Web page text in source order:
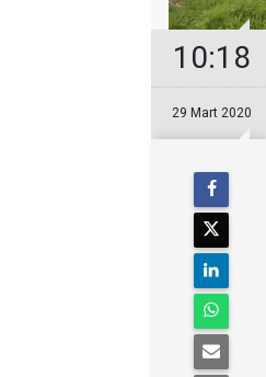
10:18
29 Mart 2020